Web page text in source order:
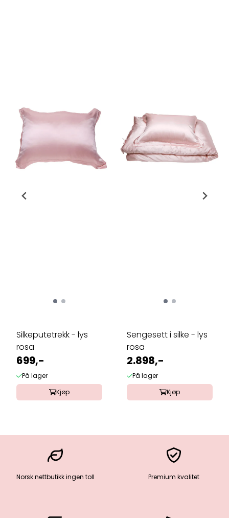
Silkeputetrekk - lys
rosa
699,-
På lager
Kjøp
Sengesett i silke - lys
rosa
2.898,-
På lager
Kjøp
Norsk nettbutikk ingen toll Premium kvalitet